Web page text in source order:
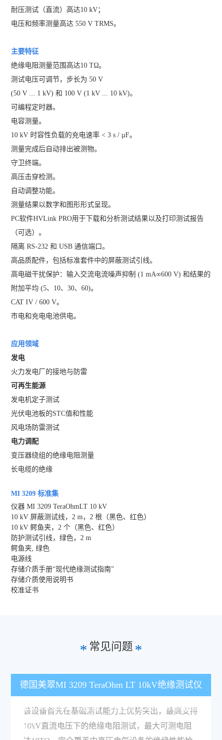
耐压测试（直流）高达10 kV；
电压和频率测量高达 550 V TRMS。
主要特征
绝缘电阻测量范围高达10 TΩ。
测试电压可调节，步长为 50 V
(50 V ... 1 kV) 和 100 V (1 kV ... 10 kV)。
可编程定时器。
电容测量。
10 kV 时容性负载的充电速率 < 3 s / µF。
测量完成后自动排出被测物。
守卫终端。
高压击穿检测。
自动调整功能。
测量结果以数字和图形形式呈现。
PC软件HVLink PRO用于下载和分析测试结果以及打印测试报告
（可选）。
隔离 RS-232 和 USB 通信端口。
高品质配件，包括标准套件中的屏蔽测试引线。
高电磁干扰保护：输入交流电流噪声抑制 (1 mA∞600 V) 和结果的
附加平均 (5、10、30、60)。
CAT IV / 600 V。
市电和充电电池供电。
应用领域
发电
火力发电厂的接地与防雷
可再生能源
发电机定子测试
光伏电池板的STC值和性能
风电场防雷测试
电力调配
变压器绕组的绝缘电阻测量
长电缆的绝缘
MI 3209 标准集
仪器 MI 3209 TeraOhmLT 10 kV
10 kV 屏蔽测试线，2 m，2 根（黑色、红色）
10 kV 鳄鱼夹，2 个（黑色、红色）
防护测试引线，绿色，2 m
鳄鱼夹, 绿色
电源线
存储介质手册“现代绝缘测试指南”
存储介质使用说明书
校准证书
* 常见问题 *
德国美翠MI 3209 TeraOhm LT 10kV绝缘测试仪
相比常规同类型设备，核心测试功能有哪些优
势？
该设备首先在基础测试能力上优势突出，最高支持
10kV直流电压下的绝缘电阻测试，最大可测电阻